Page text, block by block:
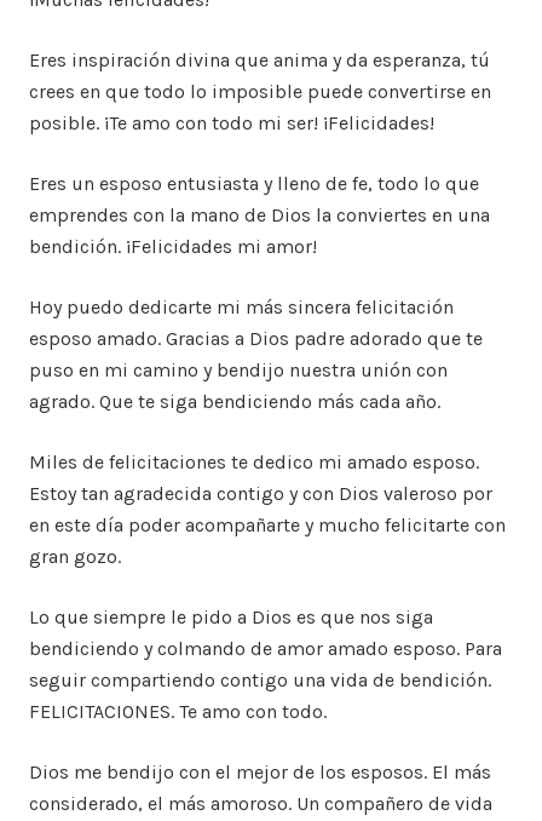
Eres inspiración divina que anima y da esperanza, tú
crees en que todo lo imposible puede convertirse en
posible. ¡Te amo con todo mi ser! ¡Felicidades!
Eres un esposo entusiasta y lleno de fe, todo lo que
emprendes con la mano de Dios la conviertes en una
bendición. ¡Felicidades mi amor!
Hoy puedo dedicarte mi más sincera felicitación
esposo amado. Gracias a Dios padre adorado que te
puso en mi camino y bendijo nuestra unión con
agrado. Que te siga bendiciendo más cada año.
Miles de felicitaciones te dedico mi amado esposo.
Estoy tan agradecida contigo y con Dios valeroso por
en este día poder acompañarte y mucho felicitarte con
gran gozo.
Lo que siempre le pido a Dios es que nos siga
bendiciendo y colmando de amor amado esposo. Para
seguir compartiendo contigo una vida de bendición.
FELICITACIONES. Te amo con todo.
Dios me bendijo con el mejor de los esposos. El más
considerado, el más amoroso. Un compañero de vida